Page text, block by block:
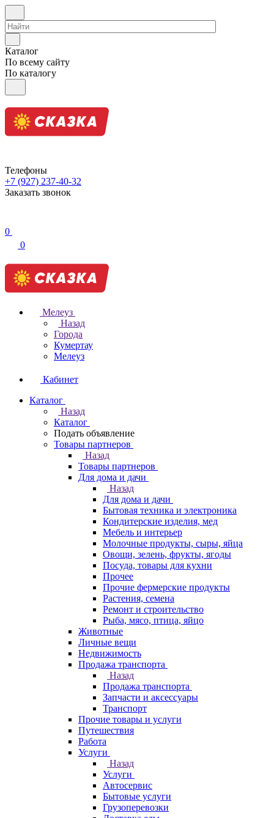
Каталог
По всему сайту
По каталогу
Телефоны
+7 (927) 237-40-32
Заказать звонок
0
0
Мелеуз
Назад
Города
Кумертау
Мелеуз
Кабинет
Каталог
Назад
Каталог
Подать объявление
Товары партнеров
Назад
Товары партнеров
Для дома и дачи
Назад
Для дома и дачи
Бытовая техника и электроника
Кондитерские изделия, мед
Мебель и интерьер
Молочные продукты, сыры, яйца
Овощи, зелень, фрукты, ягоды
Посуда, товары для кухни
Прочее
Прочие фермерские продукты
Растения, семена
Ремонт и строительство
Рыба, мясо, птица, яйцо
Животные
Личные вещи
Недвижимость
Продажа транспорта
Назад
Продажа транспорта
Запчасти и аксессуары
Транспорт
Прочие товары и услуги
Путешествия
Работа
Услуги
Назад
Услуги
Автосервис
Бытовые услуги
Грузоперевозки